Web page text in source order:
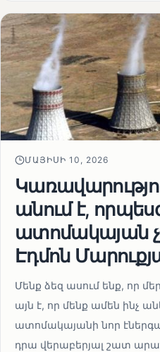
ՄԱՅԻՍԻ 10, 2026
անում է,
ատոմակայան
Էդմոն
Մենք ձեզ ասում ենք, որ
այն է, որ մենք ամեն ինչ
ատոմակայանի նոր
դրա վերաբերյալ շատ